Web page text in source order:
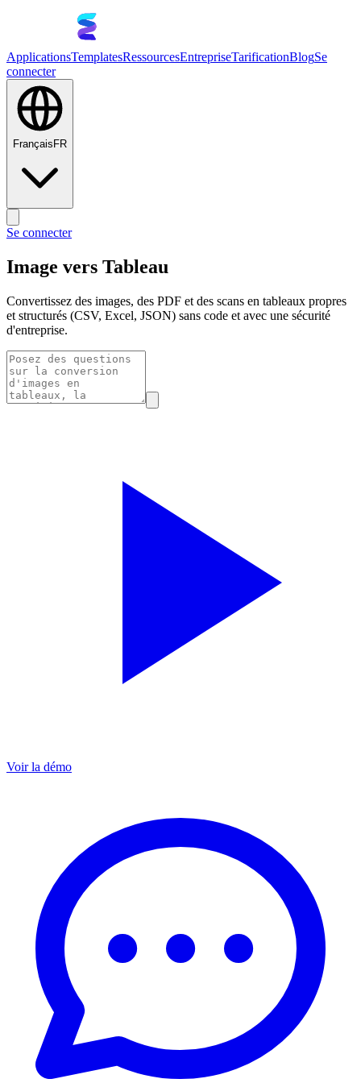
ApplicationsTemplatesRessourcesEntrepriseTarificationBlogSe
connecter
Français FR
Se connecter
Image vers Tableau
Convertissez des images, des PDF et des scans en tableaux propres
et structurés (CSV, Excel, JSON) sans code et avec une sécurité
d'entreprise.
Voir la démo